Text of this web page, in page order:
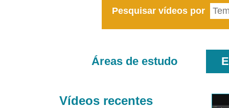
Pesquisar vídeos por
Áreas de estudo
Vídeos recentes